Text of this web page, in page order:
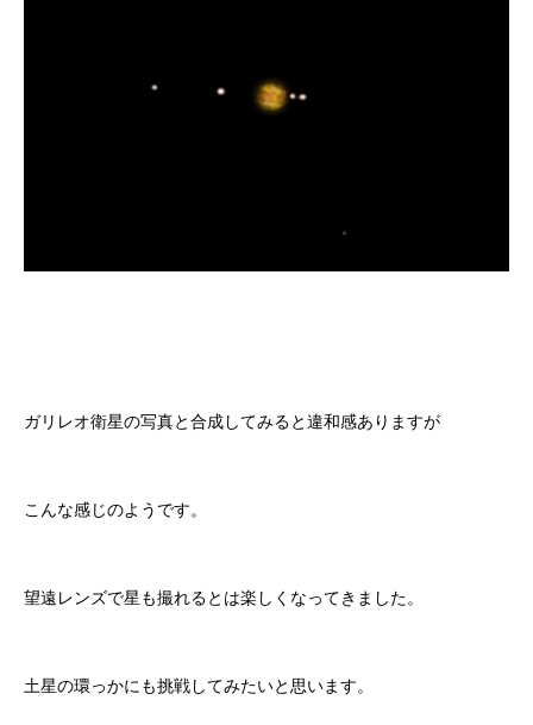
ガリレオ衛星の写真と合成してみると違和感ありますが
こんな感じのようです。
望遠レンズで星も撮れるとは楽しくなってきました。
土星の環っかにも挑戦してみたいと思います。